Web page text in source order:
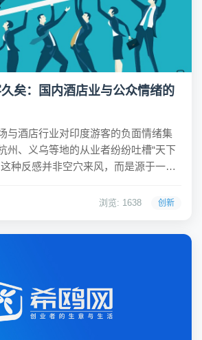
矣：国内酒店业与公众情绪的
与酒店行业对印度游客的负面情绪集
州、义乌等地的从业者纷纷吐槽“天下
种反感并非空穴来风，而是源于一系
座、脱鞋产生的异味，再到杭州部分
浏览: 1638 创新